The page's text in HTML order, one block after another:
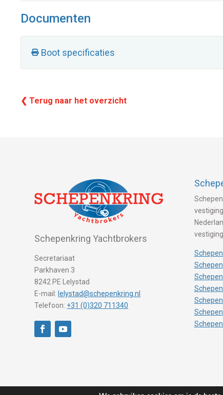
Documenten
Boot specificaties
❮ Terug naar het overzicht
Schepenkring Yachtbrokers
Secretariaat
Parkhaven 3
8242 PE Lelystad
E-mail: lelystad@schepenkring.nl
Telefoon: +31 (0)320 711340
vestiging.